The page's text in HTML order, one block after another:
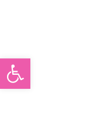
פתח